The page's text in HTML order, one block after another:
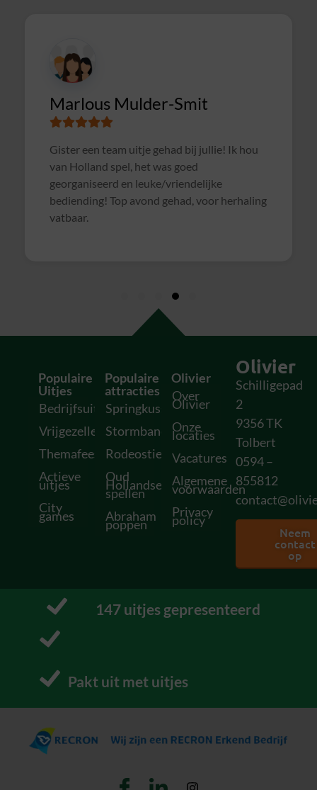
Marlous Mulder-Smit
Gister een team uitje gehad bij jullie! Ik hou
van Holland spel, het was goed
georganiseerd en leuke/vriendelijke
bediending! Top avond gehad, voor herhaling
vatbaar.
Populaire
Uitjes
Bedrijfsuitjes
Vrijgezellenfeesten
Themafeesten
Actieve
uitjes
City
games
Populaire
attracties
Springkussens
Stormbanen
Rodeostieren
Oud
Hollandse
spellen
Abraham
poppen
Olivier
Over
Olivier
Onze
locaties
Vacatures
Algemene
voorwaarden
Privacy
policy
Olivier
Schilligepad
2
9356 TK
Tolbert
0594 –
855812
Neem
contact
op
167 uitjes gepresenteerd
Pakt uit met uitjes